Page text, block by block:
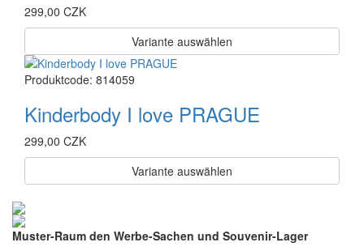
299,00 CZK
Variante auswählen
Produktcode: 814059
Kinderbody I love PRAGUE
299,00 CZK
Variante auswählen
Muster-Raum den Werbe-Sachen und Souvenir-Lager